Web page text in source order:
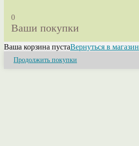
0
Ваши покупки
Ваша корзина пустаВернуться в магазин
Продолжить покупки